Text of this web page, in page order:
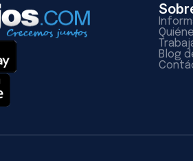
Blog